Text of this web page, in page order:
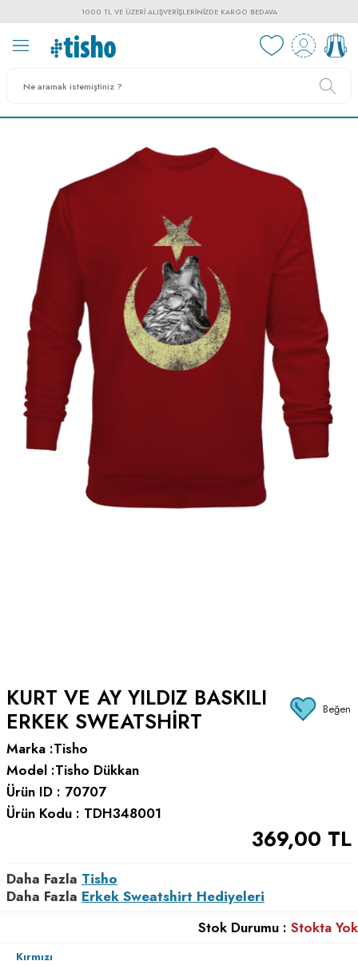
1000 TL VE ÜZERI ALIŞVERIŞLERINIZDE KARGO BEDAVA
KURT VE AY YILDIZ BASKILI
ERKEK SWEATSHIRT
Beğen
Marka :Tisho
Model :Tisho Dükkan
Ürün ID : 70707
Ürün Kodu : TDH348001
369,00 TL
Daha Fazla Tisho
Daha Fazla Erkek Sweatshirt Hediyeleri
Stok Durumu : Stokta Yok
Kırmızı